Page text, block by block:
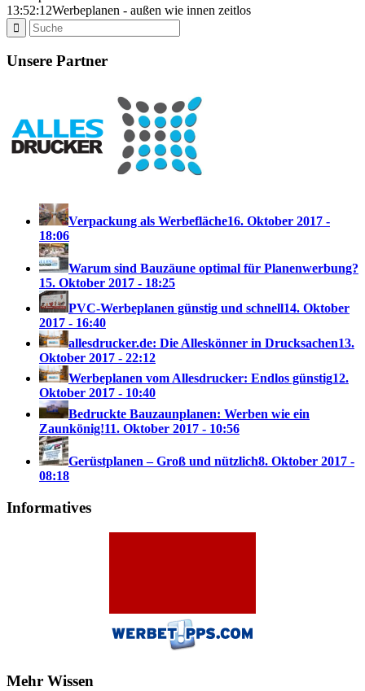
13:52:12Werbeplanen - außen wie innen zeitlos
Unsere Partner
Verpackung als Werbefläche16. Oktober 2017 -
18:06
Warum sind Bauzäune optimal für Planenwerbung?
15. Oktober 2017 - 18:25
PVC-Werbeplanen günstig und schnell14. Oktober
2017 - 16:40
allesdrucker.de: Die Alleskönner in Drucksachen13.
Oktober 2017 - 22:12
Werbeplanen vom Allesdrucker: Endlos günstig12.
Oktober 2017 - 10:40
Bedruckte Bauzaunplanen: Werben wie ein
Zaunkönig!11. Oktober 2017 - 10:56
Gerüstplanen – Groß und nützlich8. Oktober 2017 -
08:18
Informatives
Mehr Wissen